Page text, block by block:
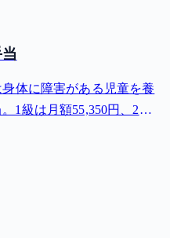
体に障害がある児童を養
1級は月額55,350円、2級